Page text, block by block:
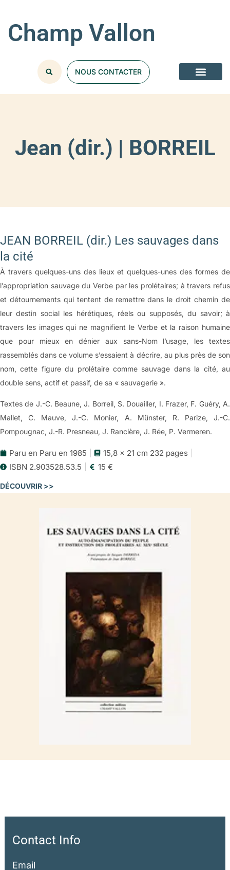
Champ Vallon
NOUS CONTACTER
Jean (dir.) | BORREIL
JEAN BORREIL (dir.) Les sauvages dans
la cité
À travers quelques-uns des lieux et quelques-unes des formes de
l’appropriation sauvage du Verbe par les prolétaires; à travers refus
et détournements qui tentent de remettre dans le droit chemin de
leur destin social les hérétiques, réels ou supposés, du savoir; à
travers les images qui ne magnifient le Verbe et la raison humaine
que pour mieux en dénier aux sans-Nom l’usage, les textes
rassemblés dans ce volume s’essaient à décrire, au plus près de son
nom, cette figure du prolétaire comme sauvage dans la cité, au
double sens, actif et passif, de sa « sauvagerie ».
Textes de J.-C. Beaune, J. Borreil, S. Douailler, I. Frazer, F. Guéry, A.
Mallet, C. Mauve, J.-C. Monier, A. Münster, R. Parize, J.-C.
Pompougnac, J.-R. Presneau, J. Rancière, J. Rée, P. Vermeren.
Paru en Paru en 1985
15,8 x 21 cm 232 pages
ISBN 2.903528.53.5
15 €
DÉCOUVRIR >>
Contact Info
Email